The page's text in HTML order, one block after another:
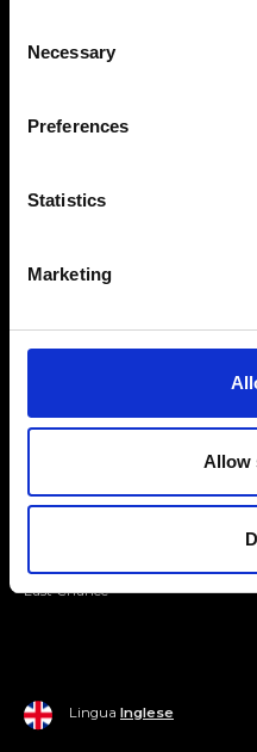
Selection
Necessary
Preferences
Statistics
Marketing
Allow
Trova il tuo negozio Ripani
Mondo Ripani
Uomo
Last Chance
Lingua Inglese